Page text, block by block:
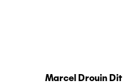
Marcel Drouin Dit